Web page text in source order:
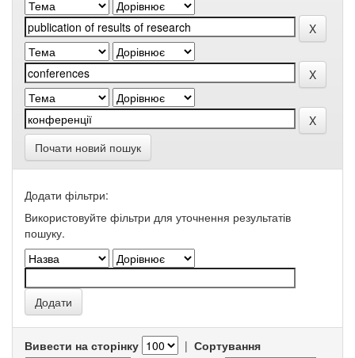
Почати новий пошук
Додати фільтри:
Використовуйте фільтри для уточнення результатів
пошуку.
Вивести на сторінку | Сортування